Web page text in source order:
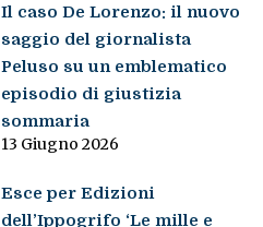
Il caso De Lorenzo: il nuovo
saggio del giornalista
Peluso su un emblematico
episodio di giustizia
sommaria
13 Giugno 2026
Esce per Edizioni
dell’Ippogrifo ‘Le mille e